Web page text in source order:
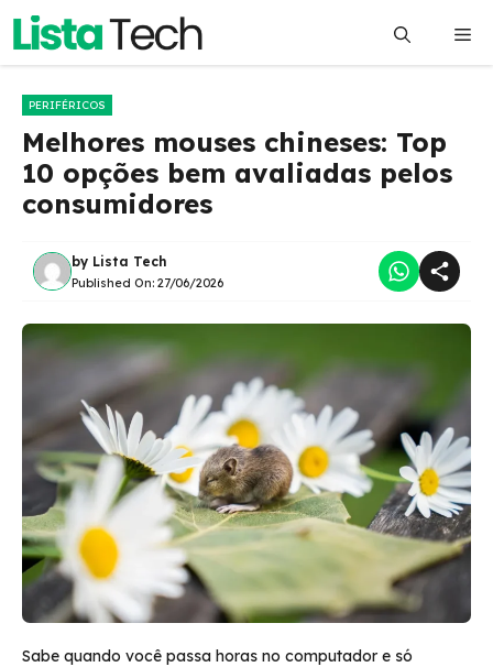
Pular
o
PERIFÉRICOS
Melhores mouses chineses: Top
10 opções bem avaliadas pelos
consumidores
by Lista Tech
Published On: 27/06/2026
Sabe quando você passa horas no computador e só